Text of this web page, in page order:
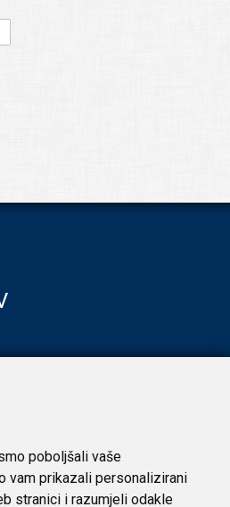
poboljšali vaše
vam prikazali personalizirani
stranici i razumjeli odakle